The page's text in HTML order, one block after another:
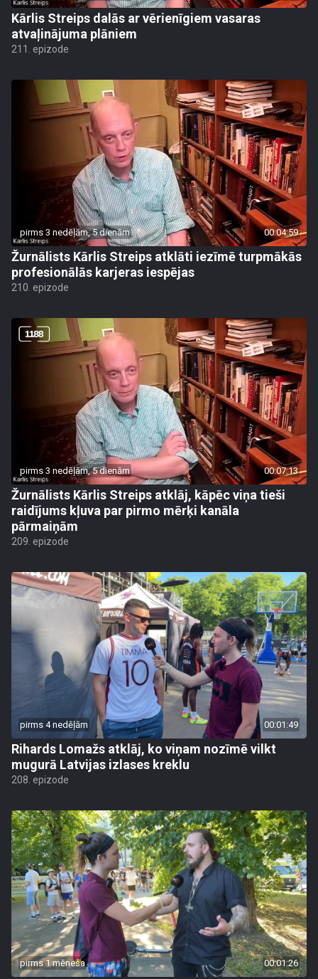
Kārlis Streips dalās ar vērienīgiem vasaras
atvaļinājuma plāniem
211. epizode
pirms 3 nedēļām, 5 dienām 00:04:59
Žurnālists Kārlis Streips atklāti iezīmē turpmākās
profesionālās karjeras iespējas
210. epizode
pirms 3 nedēļām, 5 dienām 00:07:13
Žurnālists Kārlis Streips atklāj, kāpēc viņa tieši
raidījums kļuva par pirmo mērķi kanāla
pārmaiņām
209. epizode
pirms 4 nedēļām 00:01:49
Rihards Lomažs atklāj, ko viņam nozīmē vilkt
mugurā Latvijas izlases kreklu
208. epizode
pirms 1 mēneša 00:01:26